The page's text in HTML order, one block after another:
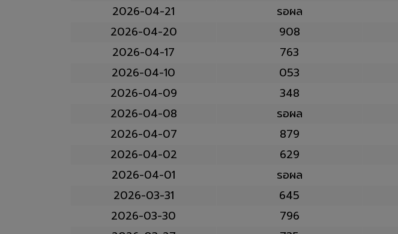
2026-04-21
รอผล
2026-04-20
908
2026-04-17
763
2026-04-10
053
2026-04-09
348
2026-04-08
รอผล
2026-04-07
879
2026-04-02
629
2026-04-01
รอผล
2026-03-31
645
2026-03-30
796